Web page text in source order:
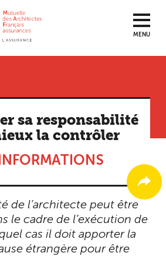
MENU
sa responsabilité
la contrôler
de l’architecte peut être
le cadre de l’exécution de
cas il doit apporter la
étrangère pour être